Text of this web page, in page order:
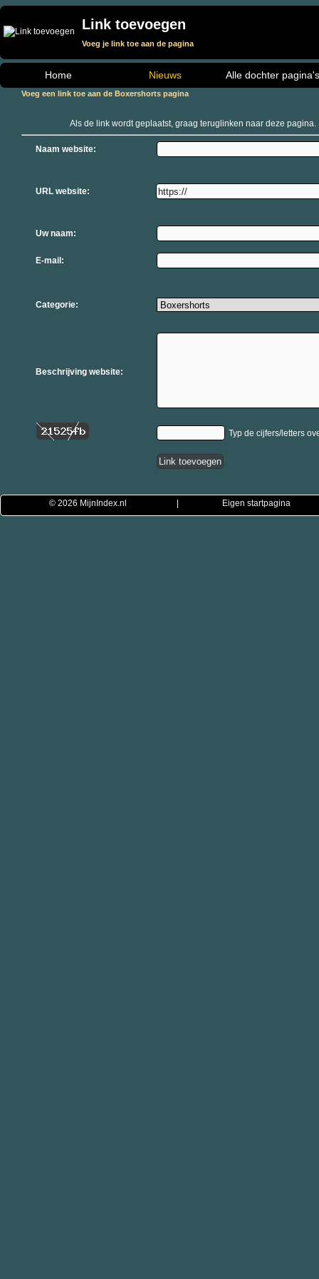
Link toevoegen
Voeg je link toe aan de pagina
Home Nieuws Alle dochter pagina's
Voeg een link toe aan de Boxershorts pagina
Als de link wordt geplaatst, graag teruglinken naar deze
Naam website:
URL website:
Uw naam:
E-mail:
Categorie:
Beschrijving website:
Typ de cijfers/letters
© 2026 MijnIndex.nl Eigen startpagina